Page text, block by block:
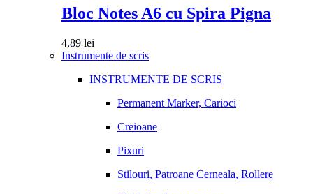
Bloc Notes A6 cu Spira Pigna
4,89 lei
Instrumente de scris
INSTRUMENTE DE SCRIS
Permanent Marker, Carioci
Creioane
Pixuri
Stilouri, Patroane Cerneala, Rollere